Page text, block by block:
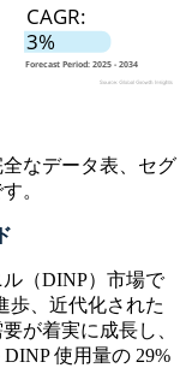
全なデータ表、セグ
。
（DINP）市場で
歩、近代化された
が着実に成長し、
使用量の 29%